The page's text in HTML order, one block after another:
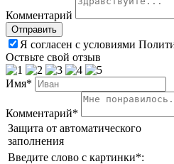
Комментарий
Я согласен с условиями
Оствьте свой отзыв
Имя*
Комментарий*
Защита от автоматического
заполнения
Введите слово с картинки*: